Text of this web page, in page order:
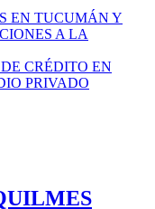
EN TUCUMÁN Y
A LA
CRÉDITO EN
PRIVADO